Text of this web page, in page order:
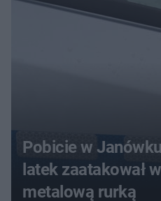
Pobicie w
latek zaatakował
metalową rurką